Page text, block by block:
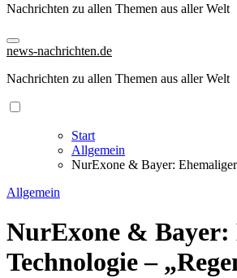
Nachrichten zu allen Themen aus aller Welt
news-nachrichten.de
Nachrichten zu allen Themen aus aller Welt
Start
Allgemein
NurExone & Bayer:
Allgemein
NurExone & Bayer:
Technologie –